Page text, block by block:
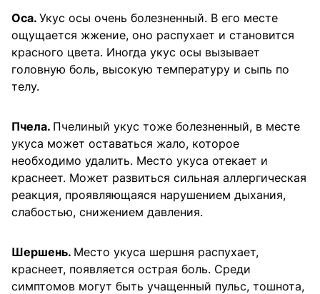
Оса. Укус осы очень болезненный. В его месте
ощущается жжение, оно распухает и становится
красного цвета. Иногда укус осы вызывает
головную боль, высокую температуру и сыпь по
телу.
Пчела. Пчелиный укус тоже болезненный, в месте
укуса может оставаться жало, которое
необходимо удалить. Место укуса отекает и
краснеет. Может развиться сильная аллергическая
реакция, проявляющаяся нарушением дыхания,
слабостью, снижением давления.
Шершень. Место укуса шершня распухает,
краснеет, появляется острая боль. Среди
симптомов могут быть учащенный пульс, тошнота,